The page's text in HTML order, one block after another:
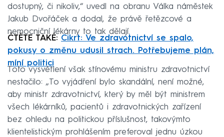
dostupný, či nikoliv,“ uvedl na obranu Válka náměstek
Jakub Dvořáček a dodal, že právě řetězcové a
nemocniční lékárny to tak dělají.
ČTĚTE TAKÉ: Cikrt: Ve zdravotnictví se spalo,
pokusy o změnu udusil strach. Potřebujeme plán,
míní politici
Toto vysvětlení však stínovému ministru zdravotnictví
nestačilo: „To vyjádření bylo skandální, není možné,
aby ministr zdravotnictví, který by měl být ministrem
všech lékárníků, pacientů i zdravotnických zařízení
bez ohledu na politickou příslušnost, takovýmto
klientelistickým prohlášením preferoval jednu úzkou